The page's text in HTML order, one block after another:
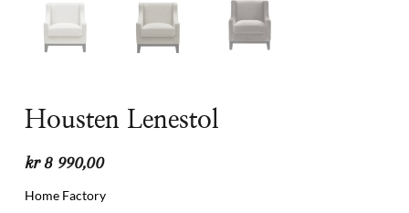
Housten Lenestol
kr8 990,00
Home Factory